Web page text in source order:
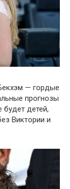
— гордые
прогнозы
будет детей,
Виктории и